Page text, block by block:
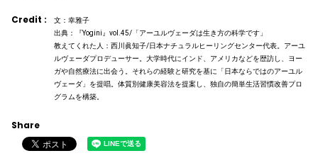
Credit :
文：幸雅子
出典：『Yogini』vol.45/「アーユルヴェーダは生き方の科学です」
教えてくれた人：西川眞知子/日本ナチュラルヒーリングセンター代表。アーユ
ルヴェーダプロデューサー。大学時代にインド、アメリカなどを歴訪し、ヨー
ガや自然療法に出会う。それらの経験と研究を基に「日本ならではのアーユル
ヴェーダ」を提唱。体質別健康美容法を提案し、独自の簡単生活習慣改善プロ
グラムを構築。
Share